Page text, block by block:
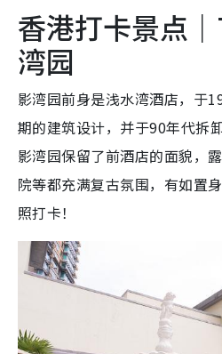
香港打卡景点
湾园
影湾园前身是浅水湾酒店，于
期的建筑设计，并于90年代拆
影湾园保留了前酒店的面貌，
院等都充满复古氛围，有如置
照打卡！